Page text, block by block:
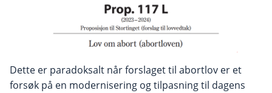
Dette er paradoksalt når forslaget til abortlov er et
forsøk på en modernisering og tilpasning til dagens